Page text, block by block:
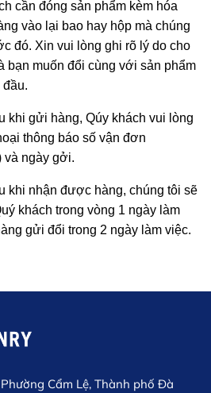
cần đóng sản phẩm kèm hóa
vào lại bao hay hộp mà chúng
đó. Xin vui lòng ghi rõ lý do cho
bạn muốn đổi cùng với sản phẩm
khi gửi hàng, Qúy khách vui lòng
thông báo số vận đơn
và ngày gởi.
khi nhận được hàng, chúng tôi sẽ
khách trong vòng 1 ngày làm
gửi đổi trong 2 ngày làm việc.
Cẩm Lệ, Thành phố Đà